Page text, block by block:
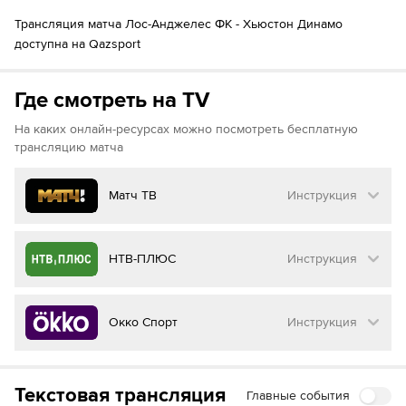
Матеуш Богуш
87´
Алию Ибрахим
Райан Рапосо
Нкоси Тафари
Трансляция матча Лос-Анджелес ФК - Хьюстон Динамо
доступна на Qazsport
Где смотреть на TV
На каких онлайн-ресурсах можно посмотреть бесплатную
трансляцию матча
Матч ТВ Инструкция
Как смотреть бесплатно трансляцию матча
Матч ТВ
Инструкция
Перейдите на сайт МАТЧ ТВ
НТВ-ПЛЮС Инструкция
Как смотреть бесплатно трансляцию матча
на НТВ ПЛЮС
Окко Спорт Инструкция
на Окко ТВ
Текстовая трансляция Главные события